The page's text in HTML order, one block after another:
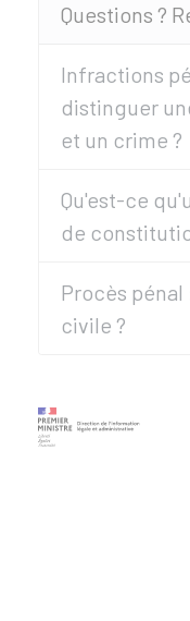
Questions ?
Infractions
distinguer
et un crime ?
Qu'est-ce
de
Procès
civile ?